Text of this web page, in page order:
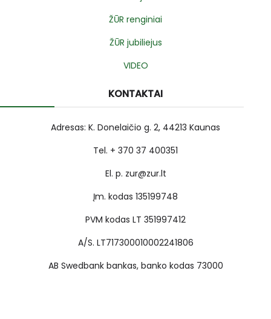
ŽŪR renginiai
ŽŪR jubiliejus
VIDEO
KONTAKTAI
Adresas: K. Donelaičio g. 2, 44213 Kaunas
Tel. + 370 37 400351
El. p. zur@zur.lt
Įm. kodas 135199748
PVM kodas LT 351997412
A/S. LT717300010002241806
AB Swedbank bankas, banko kodas 73000